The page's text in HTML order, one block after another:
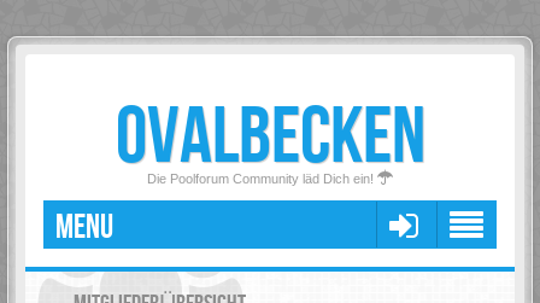
OVALBECKEN
Die Poolforum Community läd Dich ein!
MENU